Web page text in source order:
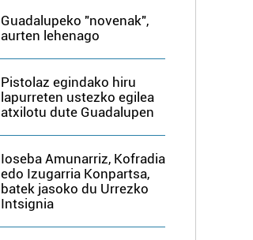
Guadalupeko "novenak",
aurten lehenago
Pistolaz egindako hiru
lapurreten ustezko egilea
atxilotu dute Guadalupen
Ioseba Amunarriz, Kofradia
edo Izugarria Konpartsa,
batek jasoko du Urrezko
Intsignia